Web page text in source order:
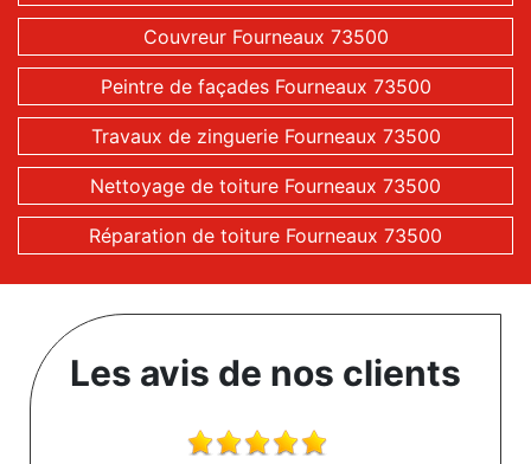
Couvreur Fourneaux 73500
Peintre de façades Fourneaux 73500
Travaux de zinguerie Fourneaux 73500
Nettoyage de toiture Fourneaux 73500
Réparation de toiture Fourneaux 73500
Les avis de nos clients